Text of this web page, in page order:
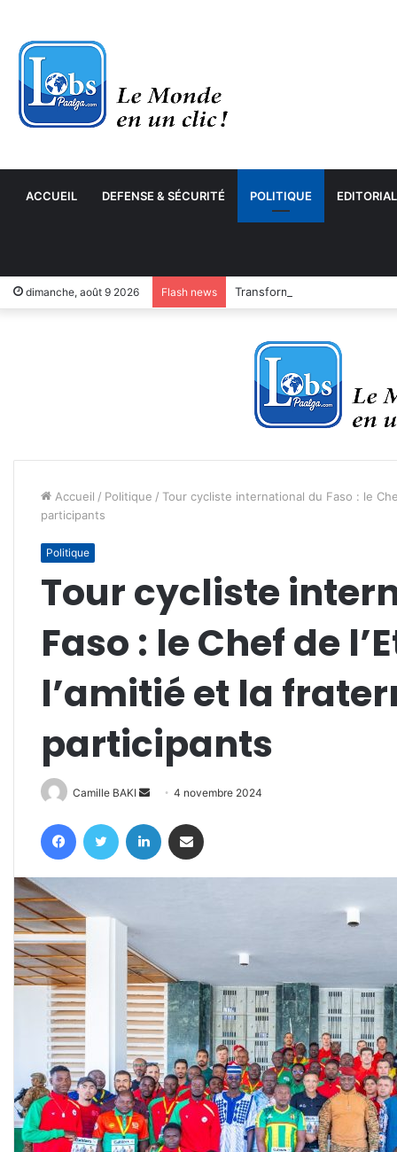
ACCUEIL DEFENSE & SÉCURITÉ POLITIQUE EDITORIAL
dimanche, août 9 2026 Flash news Transformation numérique :
Accueil / Politique / Tour cycliste international du Faso : le
participants
Politique
Tour cycliste
Faso : le Chef de
l’amitié et la
participants
Camille BAKI
Envoyer
courriel
4 novembre 2024
FacebookTwitter Linkedin